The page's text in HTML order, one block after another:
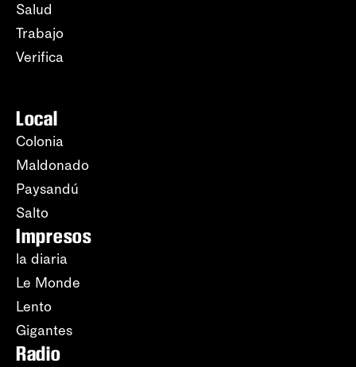
Salud
Trabajo
Verifica
Local
Colonia
Maldonado
Paysandú
Salto
Impresos
la diaria
Le Monde
Lento
Gigantes
Radio